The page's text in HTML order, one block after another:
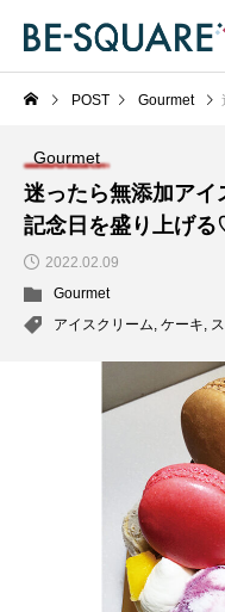
POST Gourmet
Gourmet
迷ったら無添加ア
記念日を盛り上げ
2022.02.09
Gourmet
アイスクリーム, ケーキ,